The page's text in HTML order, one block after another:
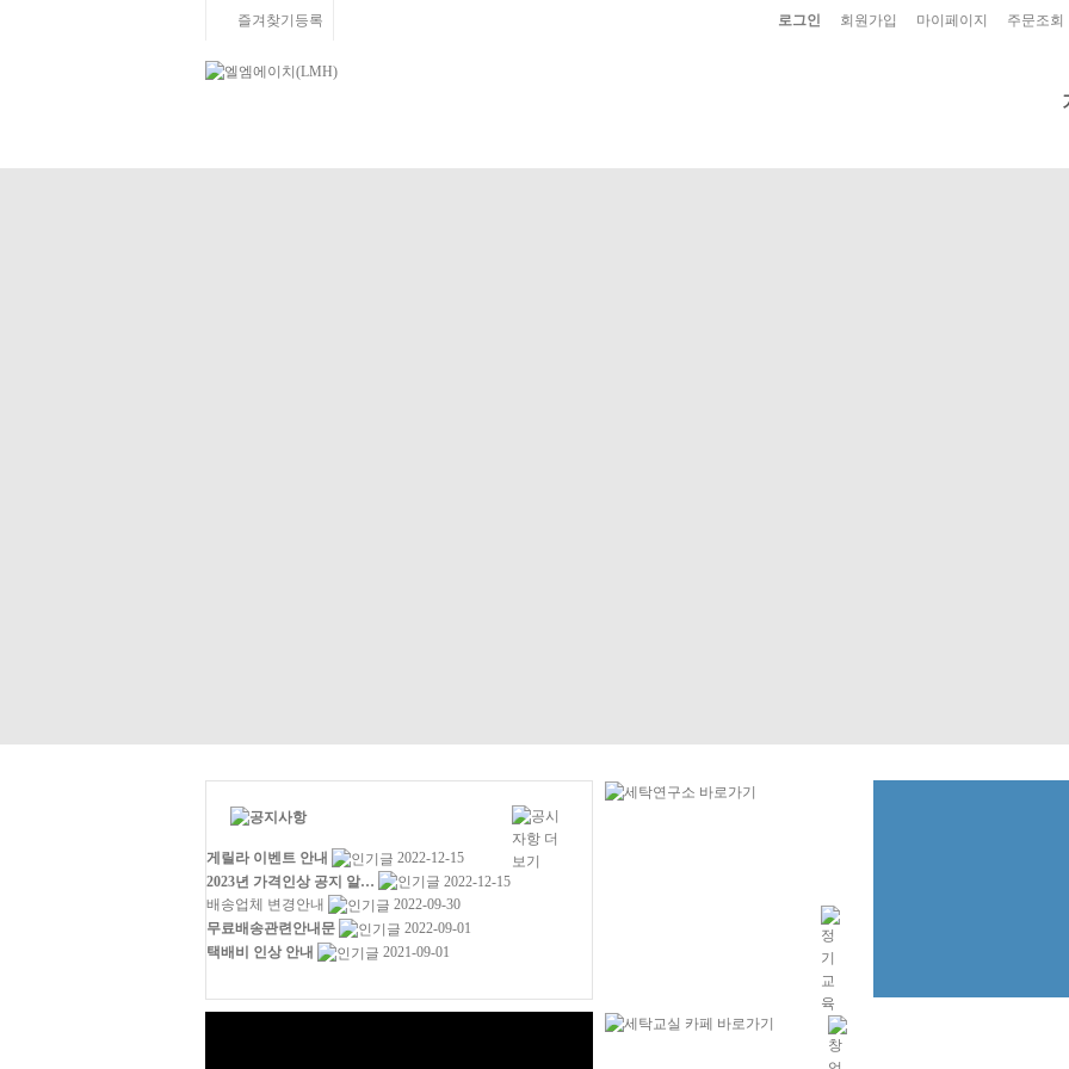
즐겨찾기등록 로그인 회원가입 마이페이지 주문조회
게릴라 이벤트 안내
2022-12-15
2023년 가격인상 공지 알…
2022-12-15
배송업체 변경안내
2022-09-30
무료배송관련안내문
2022-09-01
택배비 인상 안내
2021-09-01